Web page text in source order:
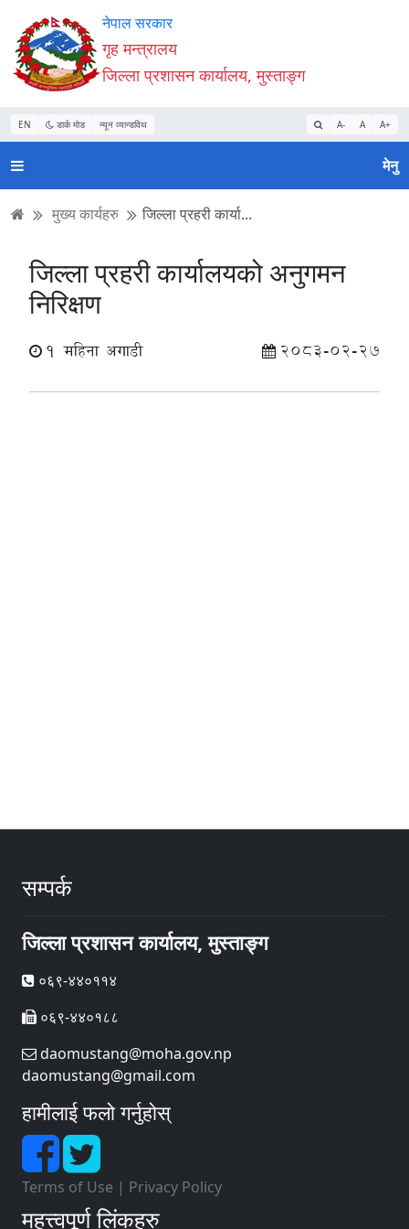
Accessibility
Mode
सुरु
गर्नुहोस्
सामाग्री
पढ्नुहाेस्
नेभिगेसन
पढ्नुहाेस्
वेबसाइट
खोजमा
जानुहोस्
नेपाल सरकार
गृह मन्त्रालय
जिल्ला प्रशासन कार्यालय, मुस्ताङ्ग
EN डार्क मोड न्यून व्यान्डविथ A- A A+
मेनु
मुख्य कार्यहरु जिल्ला प्रहरी कार्या...
जिल्ला प्रहरी कार्यालयको अनुगमन
निरिक्षण
1 महिना अगाडी 2083-02-27
सम्पर्क
जिल्ला प्रशासन कार्यालय, मुस्ताङ्ग
०६९-४४०११४
०६९-४४०१८८
daomustang@moha.gov.np
daomustang@gmail.com
हामीलाई फलो गर्नुहोस्
Terms of Use | Privacy Policy
महत्त्वपूर्ण लिंकहरु